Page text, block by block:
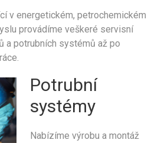
v energetickém, petrochemickém
provádíme veškeré servisní
a potrubních systémů až po
Potrubní
systémy
Nabízíme výrobu a montáž